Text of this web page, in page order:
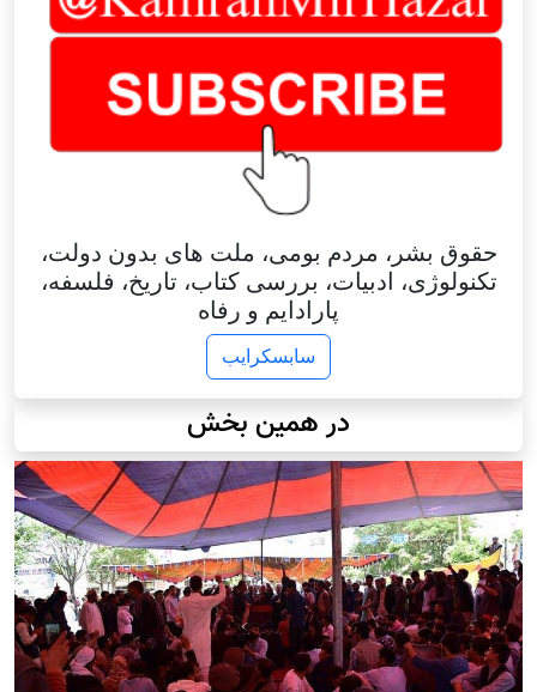
حقوق بشر، مردم بومی، ملت های بدون دولت،
تکنولوژی، ادبیات، بررسی کتاب، تاریخ، فلسفه،
پارادایم و رفاه
سابسکرایب
در همین بخش